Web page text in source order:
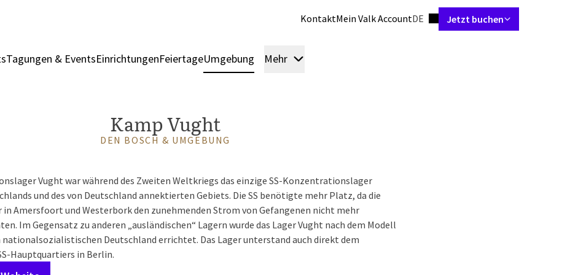
KontaktMein Valk AccountSprache einstellen
DE Jetzt buchen
Tagungen & EventsEinrichtungenFeiertageUmgebung Mehr
Kamp Vught
DEN BOSCH & UMGEBUNG
Vught war während des Zweiten Weltkriegs das einzige SS-Konzentrationslager
und des von Deutschland annektierten Gebiets. Die SS benötigte mehr Platz, da die
in Amersfoort und Westerbork den zunehmenden Strom von Gefangenen nicht mehr
Im Gegensatz zu anderen „ausländischen“ Lagern wurde das Lager Vught nach dem Modell
nationalsozialistischen Deutschland errichtet. Das Lager unterstand auch direkt dem
Hauptquartiers in Berlin.